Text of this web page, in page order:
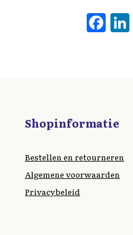
F
a
o
k
Shopinformatie
Bestellen en retourneren
Algemene voorwaarden
Privacybeleid